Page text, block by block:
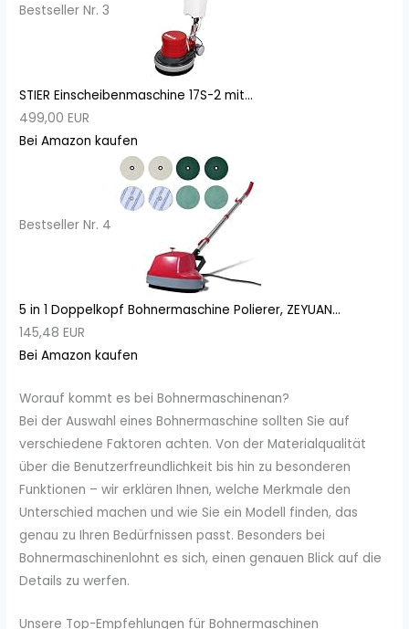
Bestseller Nr. 3
STIER Einscheibenmaschine 17S-2 mit...
499,00 EUR
Bei Amazon kaufen
Bestseller Nr. 4
5 in 1 Doppelkopf Bohnermaschine Polierer, ZEYUAN...
145,48 EUR
Bei Amazon kaufen
Worauf kommt es bei Bohnermaschinenan?
Bei der Auswahl eines Bohnermaschine sollten Sie auf
verschiedene Faktoren achten. Von der Materialqualität
über die Benutzerfreundlichkeit bis hin zu besonderen
Funktionen – wir erklären Ihnen, welche Merkmale den
Unterschied machen und wie Sie ein Modell finden, das
genau zu Ihren Bedürfnissen passt. Besonders bei
Bohnermaschinenlohnt es sich, einen genauen Blick auf die
Details zu werfen.
Unsere Top-Empfehlungen für Bohnermaschinen